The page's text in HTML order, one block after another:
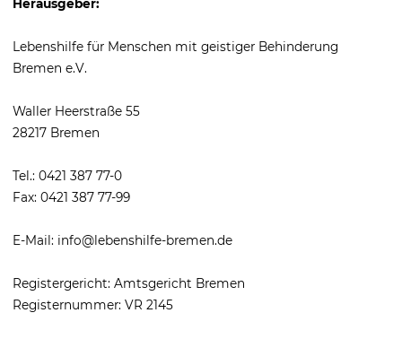
Herausgeber:
Lebenshilfe für Menschen mit geistiger Behinderung
Bremen e.V.
Waller Heerstraße 55
28217 Bremen
Tel.: 0421 387 77-0
Fax: 0421 387 77-99
E-Mail: info@lebenshilfe-bremen.de
Registergericht: Amtsgericht Bremen
Registernummer: VR 2145